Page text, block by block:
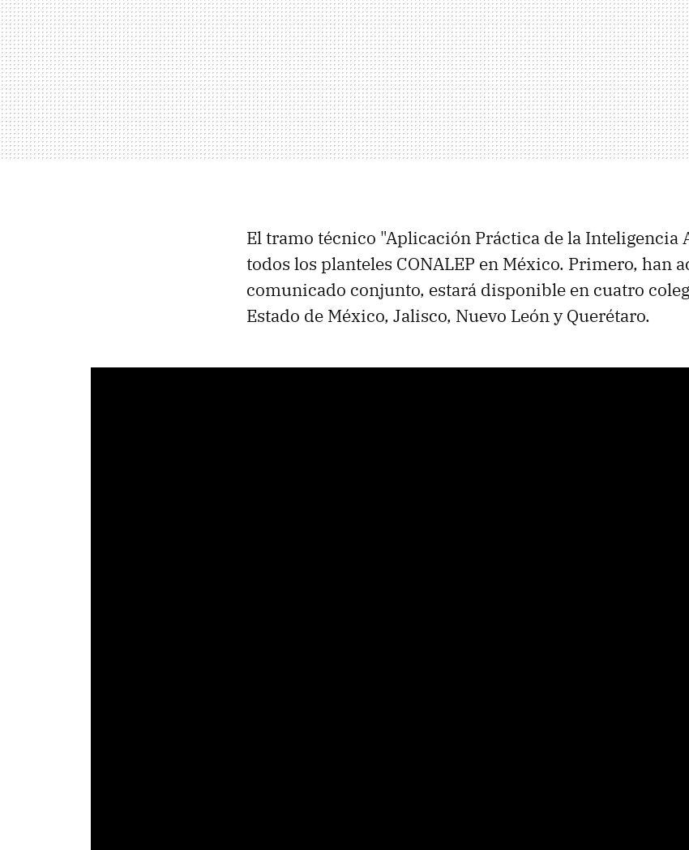
El tramo técnico "Aplicación Práctica de la Inteligencia
todos los planteles CONALEP en México. Primero, han
comunicado conjunto, estará disponible en cuatro
Estado de México, Jalisco, Nuevo León y Querétaro.